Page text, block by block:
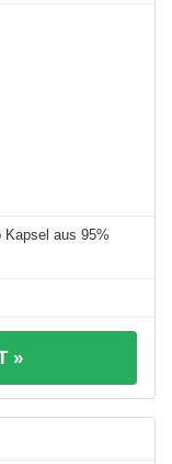
Kapsel aus 95%
»